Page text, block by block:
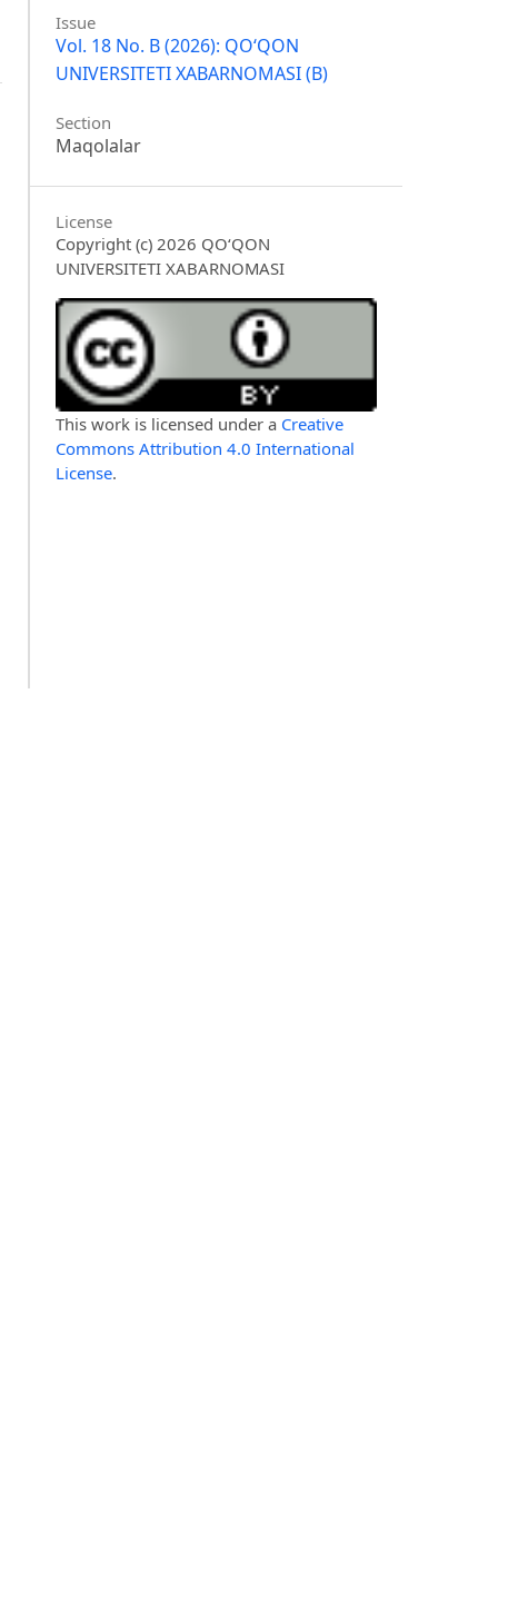
Issue
Vol. 18 No. B (2026): QO‘QON
UNIVERSITETI XABARNOMASI (B)
Section
Maqolalar
License
Copyright (c) 2026 QO‘QON
UNIVERSITETI XABARNOMASI
This work is licensed under a Creative
Commons Attribution 4.0 International
License.